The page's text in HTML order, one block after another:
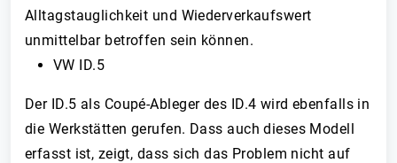
Alltagstauglichkeit und Wiederverkaufswert
unmittelbar betroffen sein können.
VW ID.5
Der ID.5 als Coupé-Ableger des ID.4 wird ebenfalls in
die Werkstätten gerufen. Dass auch dieses Modell
erfasst ist, zeigt, dass sich das Problem nicht auf